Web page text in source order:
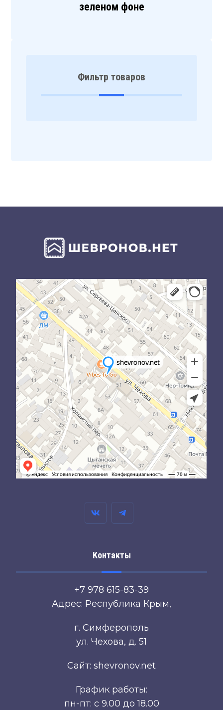
зеленом фоне
Фильтр товаров
Контакты
+7 978 615-83-39
Адрес: Республика Крым,
г. Симферополь
ул. Чехова, д. 51
Сайт: shevronov.net
График работы:
пн-пт: с 9.00 до 18.00